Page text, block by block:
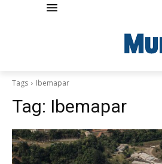
Tags Ibemapar
Tag: Ibemapar